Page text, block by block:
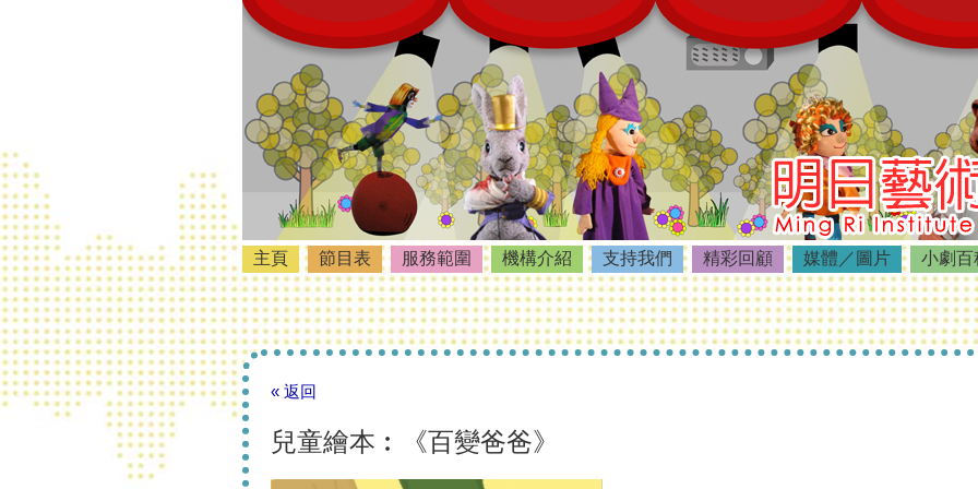
主頁 節目表 服務範圍 機構介紹 支持我們 精彩回顧 媒體／圖片 小劇百
« 返回
兒童繪本︰《百變爸爸》